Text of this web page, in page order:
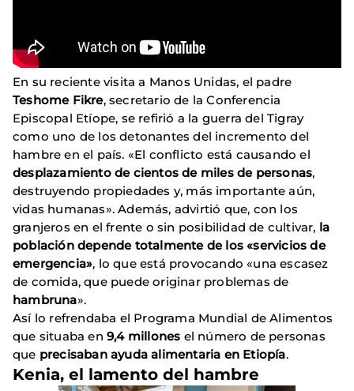
En su reciente visita a Manos Unidas, el padre
Teshome Fikre, secretario de la Conferencia
Episcopal Etíope, se refirió a la guerra del Tigray
como uno de los detonantes del incremento del
hambre en el país. «El conflicto está causando el
desplazamiento de cientos de miles de personas,
destruyendo propiedades y, más importante aún,
vidas humanas». Además, advirtió que, con los
granjeros en el frente o sin posibilidad de cultivar, la
población depende totalmente de los «servicios de
emergencia», lo que está provocando «una escasez
de comida, que puede originar problemas de
hambruna».
Así lo refrendaba el Programa Mundial de Alimentos
que situaba en 9,4 millones el número de personas
que precisaban ayuda alimentaria en Etiopía.
Kenia, el lamento del hambre